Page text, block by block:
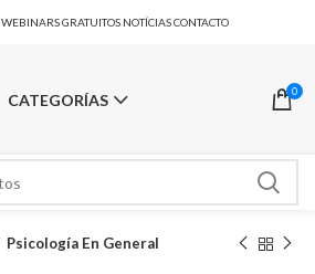
WEBINARS GRATUITOS NOTÍCIASCONTACTO
CATEGORÍAS 0
Psicología En General